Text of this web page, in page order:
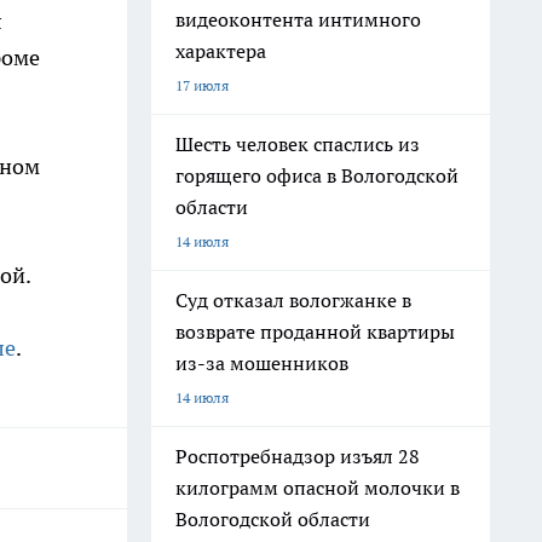
.
видеоконтента интимного
характера
17 июля
Шесть человек спаслись из
горящего офиса в Вологодской
области
14 июля
Суд отказал вологжанке в
возврате проданной квартиры
из-за мошенников
14 июля
Роспотребнадзор изъял 28
килограмм опасной молочки в
Вологодской области